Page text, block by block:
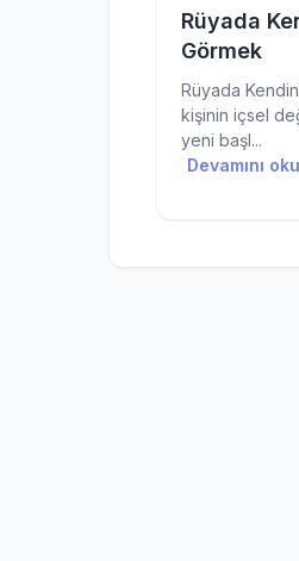
Rüyada
Görmek
Rüyada
kişinin içsel
yeni başl...
Devamını